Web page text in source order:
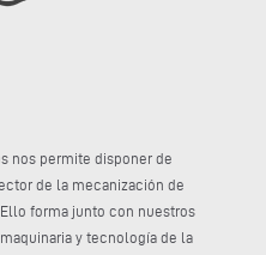
nos permite disponer de
de la mecanización de
forma junto con nuestros
y tecnología de la